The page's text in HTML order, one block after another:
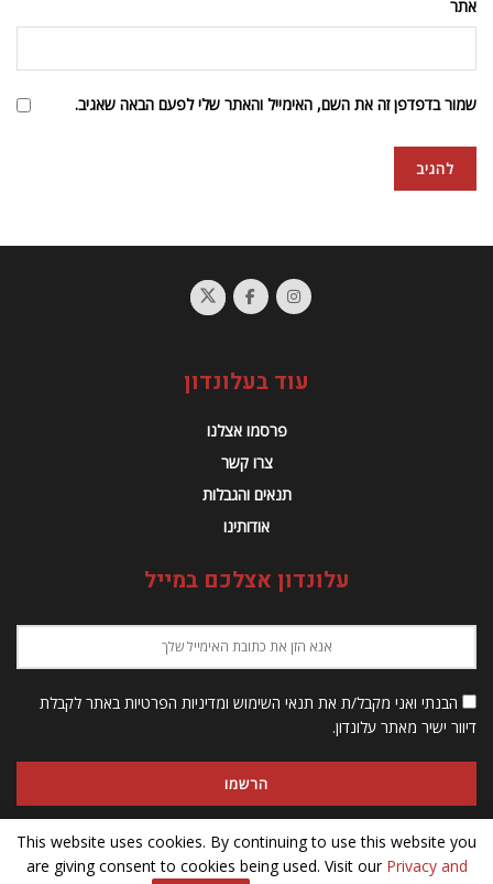
אתר
שמור בדפדפן זה את השם, האימייל והאתר שלי לפעם הבאה שאגיב.
עוד בעלונדון
פרסמו אצלנו
צרו קשר
תנאים והגבלות
אודותינו
עלונדון אצלכם במייל
הבנתי ואני מקבל/ת את תנאי השימוש ומדיניות הפרטיות באתר לקבלת
דיוור ישיר מאתר עלונדון.
This website uses cookies. By continuing to use this website you
are giving consent to cookies being used. Visit our Privacy and